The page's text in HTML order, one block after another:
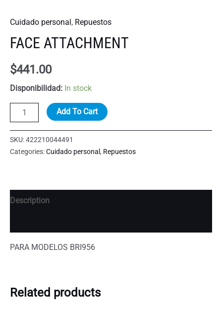
Cuidado personal, Repuestos
FACE ATTACHMENT
$441.00
Disponibilidad: In stock
FACE
ATTACHMENT
quantity
Add To Cart
SKU:422210044491
Categories:Cuidado personal , Repuestos
Description
PARA MODELOS BRI956
Related products